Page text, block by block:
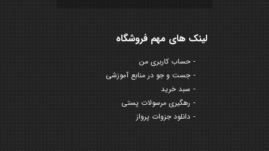
لینک های مهم فروشگاه
حساب کاربری من
جست و جو در منابع آموزشی
سبد خرید
رهگیری مرسولات پستی
دانلود جزوات پرواز